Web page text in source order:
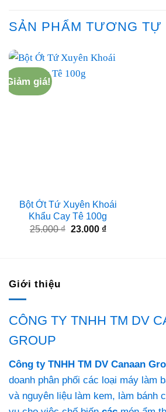
SẢN PHẨM TƯƠNG TỰ
Giảm giá!
Bột Ớt Tứ Xuyên Khoái
Khẩu Cay Tê 100g
25.000₫ Giá
23.000 ₫Giá
Giới thiệu
CÔNG TY TNHH TM DV
GROUP
Công ty TNHH TM DV Canaan
doanh phân phối các loại máy làm
và nguyên liệu làm kem, làm bánh